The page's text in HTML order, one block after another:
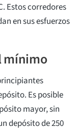
Estos corredores
en sus esfuerzos
mínimo
Es posible
mayor, sin
depósito de 250